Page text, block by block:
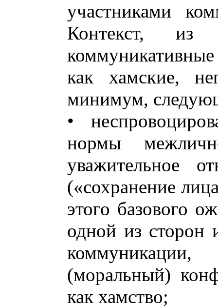
участниками
Контекст, из
как хамские,
минимум,
•
нормы
уважительное
(«сохранение
этого базового
одной из сторон
коммуникации,
(моральный)
как хамство;